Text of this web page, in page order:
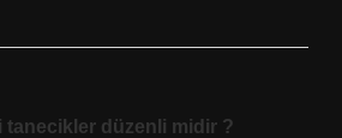
tanecikler düzenli midir ?